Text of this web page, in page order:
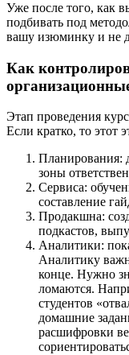
Уже после того, как
подбивать под
вашу изюминку и не
Как
Этап проведения
Если кратко, то этот
Планирования:
зоны
Сервиса:
составление
Продакшна:
подкастов,
Аналитики:
Аналитику
конце. Нужно
ломаются.
студентов
домашние
расшифровки